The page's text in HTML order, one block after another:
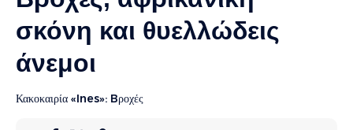
σκόνη και θυελλώδεις
άνεμοι
Κακοκαιρία «Ines»: Bροχές